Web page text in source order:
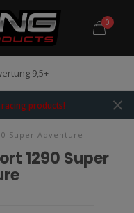
0
9,5+
products!
Super Adventure
1290 Super